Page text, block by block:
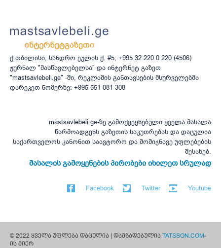
ქ.თბილისი, სანდრო ეულის ქ. #5; +995 32 220 0 220 (4506)
ჟურნალ "მასწავლებელსა" და ინტერნეტ გაზეთ
"mastsavlebeli.ge" -ში, რეკლამის განთავსების მსურველებმა
დარეკეთ ნომერზე: +995 551 081 308
mastsavlebeli.ge-ზე გამოქვეყნებული ყველა მასალა
წარმოადგენს გაზეთის საკუთრებას და დაცულია
საქართველოს კანონით საავტორო და მომიჯნავე უფლებების
შესახებ.
მასალის გამოყენების პირობები იხილეთ სრულად
Facebook Twitter Youtube
© 2022 ყველა უფლება დაცულია | დამზადებულია TATSSON.COM-
ის მიერ